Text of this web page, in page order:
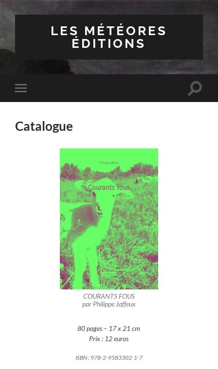
LES MÉTÉORES
ÉDITIONS
Toggle
mobile
Toggle
Catalogue
COURANTS FOUS
par Philippe Jaffeux
80 pages – 17 x 21 cm
Prix : 12 euros
ISBN : 978-2-9583302-1-7